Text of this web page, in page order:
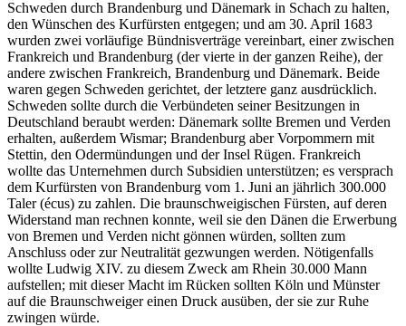
Schweden durch Brandenburg und Dänemark in Schach zu halten,
den Wünschen des Kurfürsten entgegen; und am 30. April 1683
wurden zwei vorläufige Bündnisverträge vereinbart, einer zwischen
Frankreich und Brandenburg (der vierte in der ganzen Reihe), der
andere zwischen Frankreich, Brandenburg und Dänemark. Beide
waren gegen Schweden gerichtet, der letztere ganz ausdrücklich.
Schweden sollte durch die Verbündeten seiner Besitzungen in
Deutschland beraubt werden: Dänemark sollte Bremen und Verden
erhalten, außerdem Wismar; Brandenburg aber Vorpommern mit
Stettin, den Odermündungen und der Insel Rügen. Frankreich
wollte das Unternehmen durch Subsidien unterstützen; es versprach
dem Kurfürsten von Brandenburg vom 1. Juni an jährlich 300.000
Taler (écus) zu zahlen. Die braunschweigischen Fürsten, auf deren
Widerstand man rechnen konnte, weil sie den Dänen die Erwerbung
von Bremen und Verden nicht gönnen würden, sollten zum
Anschluss oder zur Neutralität gezwungen werden. Nötigenfalls
wollte Ludwig XIV. zu diesem Zweck am Rhein 30.000 Mann
aufstellen; mit dieser Macht im Rücken sollten Köln und Münster
auf die Braunschweiger einen Druck ausüben, der sie zur Ruhe
zwingen würde.